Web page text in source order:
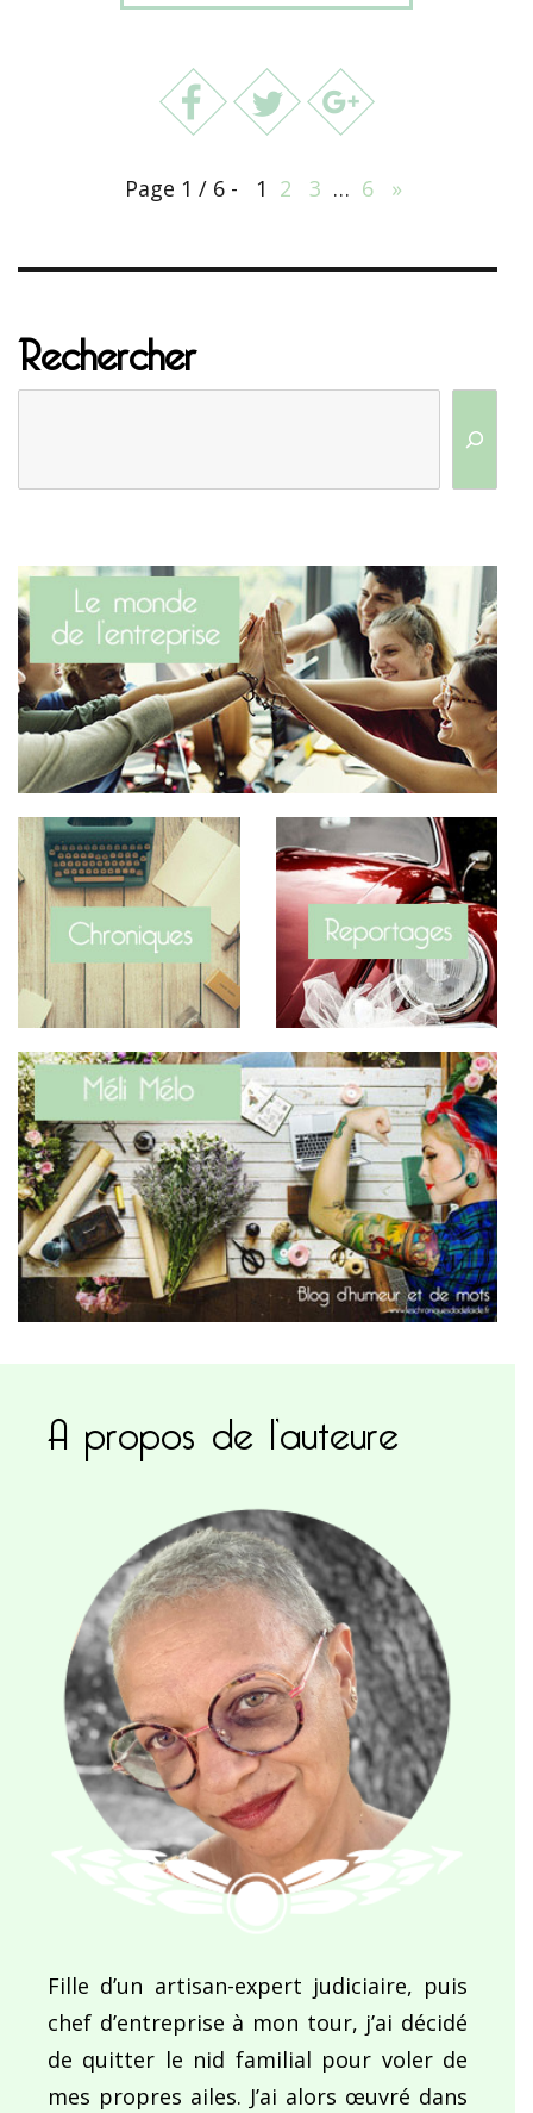
Page 1 / 6 - 1 2 3 … 6 »
Rechercher
A propos de l’auteure
Fille d’un artisan-expert judiciaire, puis
chef d’entreprise à mon tour, j’ai décidé
de quitter le nid familial pour voler de
mes propres ailes. J’ai alors œuvré dans